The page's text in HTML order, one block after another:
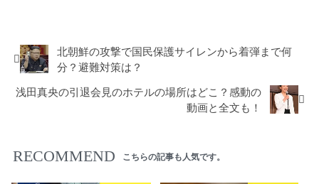
北朝鮮の攻撃で国民保護サイレンから着弾まで何
分？避難対策は？
浅田真央の引退会見のホテルの場所はどこ？感動の
動画と全文も！
RECOMMEND こちらの記事も人気です。